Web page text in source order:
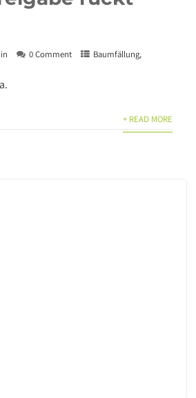
0 Comment Baumfällung,
+ READ MORE